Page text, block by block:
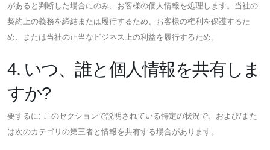
があると判断した場合にのみ、お客様の個人情報を処理します。当社の
契約上の義務を締結または履行するため、お客様の権利を保護するた
め、または当社の正当なビジネス上の利益を履行するため。
4. いつ、誰と個人情報を共有しま
すか?
要するに: このセクションで説明されている特定の状況で、および/また
は次のカテゴリの第三者と情報を共有する場合があります。